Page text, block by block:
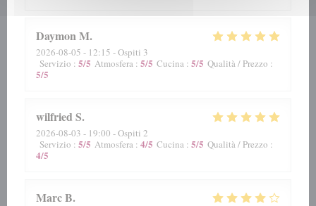
DaymonM
2026-08-05 - 12:15 - Ospiti 3
Servizio : 5/5 Atmosfera : 5/5 Cucina : 5/5 Qualità / Prezzo :
5/5
wilfriedS
2026-08-03 - 19:00 - Ospiti 2
Servizio : 5/5 Atmosfera : 4/5 Cucina : 5/5 Qualità / Prezzo :
4/5
MarcB